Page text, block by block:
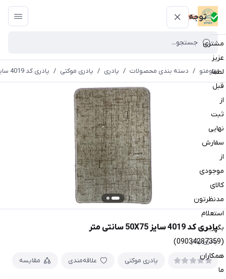
توجه
مشتری
عزیز
لطفا
قبل
از
ثبت
نهایی
سفارش
از
موجودی
کالای
مدنظرتون
استعلام
بگیرین
(09034287359)
همکاران
ما
پتومتو
پتومتو / دسته بندی محصولات / پادری / پادری موکتی / پادری کد 4019 سایز 50X75 سانتی متر
پادری کد 4019 سایز 50X75 سانتی متر
پادری پالاز
پادری موکتی علاقه‌مندی مقایسه